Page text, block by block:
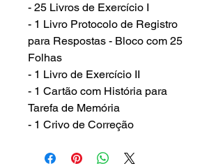
- 25 Livros de Exercício I
- 1 Livro Protocolo de Registro
para Respostas - Bloco com 25
Folhas
- 1 Livro de Exercício II
- 1 Cartão com História para
Tarefa de Memória
- 1 Crivo de Correção